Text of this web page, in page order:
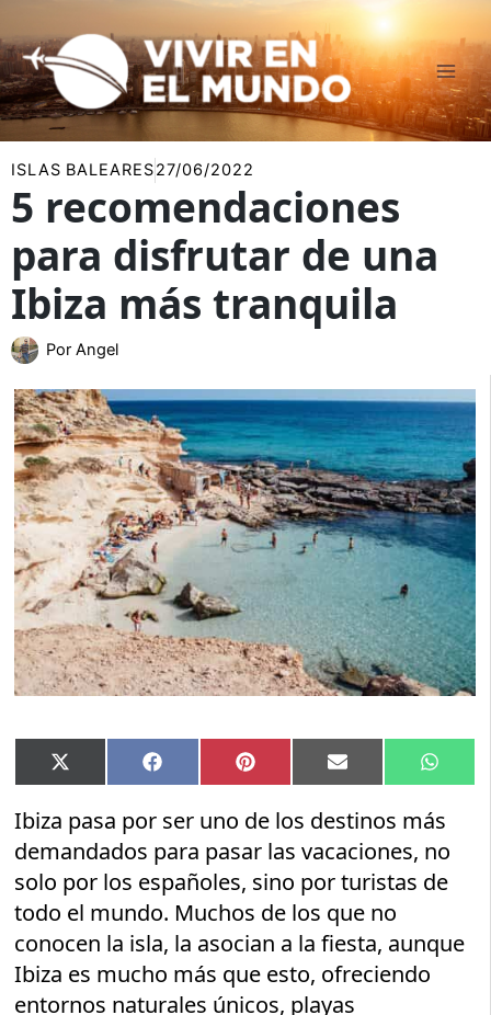
al
contenido
ISLAS BALEARES27/06/2022
5 recomendaciones
para disfrutar de una
Ibiza más tranquila
Por Angel
Compartir
en
X
(Twitter)
Compartir
en
Facebook Compartir
en
Pinterest Compartir
en
Email
en
Ibiza pasa por ser uno de los destinos más
demandados para pasar las vacaciones, no
solo por los españoles, sino por turistas de
todo el mundo. Muchos de los que no
conocen la isla, la asocian a la fiesta, aunque
Ibiza es mucho más que esto, ofreciendo
entornos naturales únicos, playas